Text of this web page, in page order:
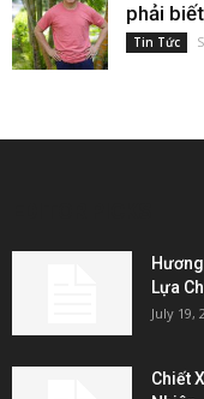
phải
Tin Tức
Lựa
July 19,
Chiết